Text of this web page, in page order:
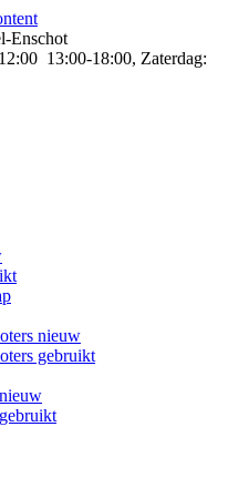
Enschot
13:00-18:00, Zaterdag:
nieuw
gebruikt